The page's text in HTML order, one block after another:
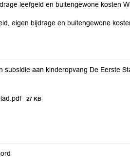
leefgeld en buitengewone kosten
eigen bijdrage en buitengewone
subsidie aan kinderopvang De Eerste
27 KB